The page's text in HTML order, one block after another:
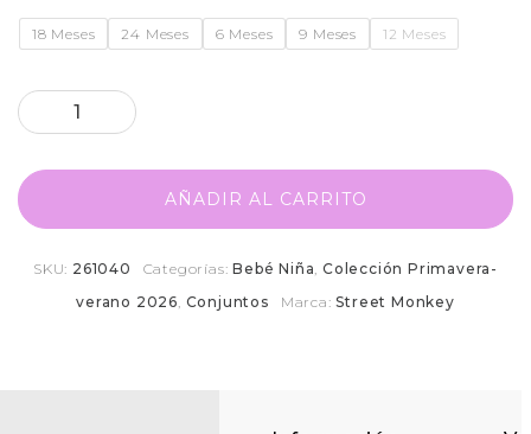
18 Meses 24 Meses 6 Meses 9 Meses 12 Meses
AÑADIR AL CARRITO
SKU: 261040 Categorías:Bebé Niña ,Colección Primavera-
verano 2026 Conjuntos Marca:Street Monkey